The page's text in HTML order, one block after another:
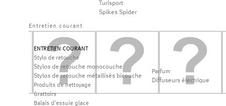
Turisport
Spikes Spider
Entretien courant
ENTRETIEN COURANT
Stylo de retouche
Stylos de retouche monocouche
Stylos de retouche métallisés bicouche
Produits de nettoyage
Grattoirs
Balais d'essuie glace
Parfum
Diffuseurs électrique